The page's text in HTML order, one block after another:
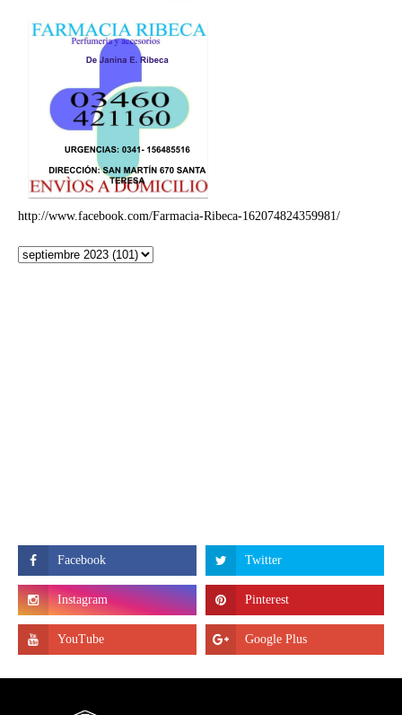
http://www.facebook.com/Farmacia-Ribeca-162074824359981/